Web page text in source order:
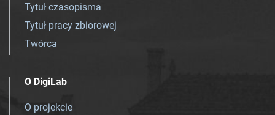
Tytuł czasopisma
Tytuł pracy zbiorowej
Twórca
O DigiLab
O projekcie